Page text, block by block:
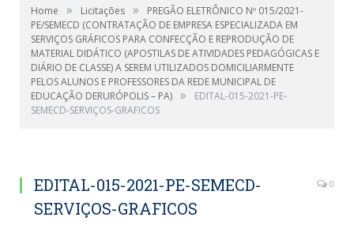
Home » Licitações »
PREGÃO ELETRÔNICO Nº 015/2021-
PE/SEMECD (CONTRATAÇÃO DE EMPRESA ESPECIALIZADA EM
SERVIÇOS GRÁFICOS PARA CONFECÇÃO E REPRODUÇÃO DE
MATERIAL DIDÁTICO (APOSTILAS DE ATIVIDADES PEDAGÓGICAS E
DIÁRIO DE CLASSE) A SEREM UTILIZADOS DOMICILIARMENTE
PELOS ALUNOS E PROFESSORES DA REDE MUNICIPAL DE
EDUCAÇÃO DERURÓPOLIS – PA) »
EDITAL-015-2021-PE-
SEMECD-SERVIÇOS-GRAFICOS
EDITAL-015-2021-PE-SEMECD-
SERVIÇOS-GRAFICOS
0